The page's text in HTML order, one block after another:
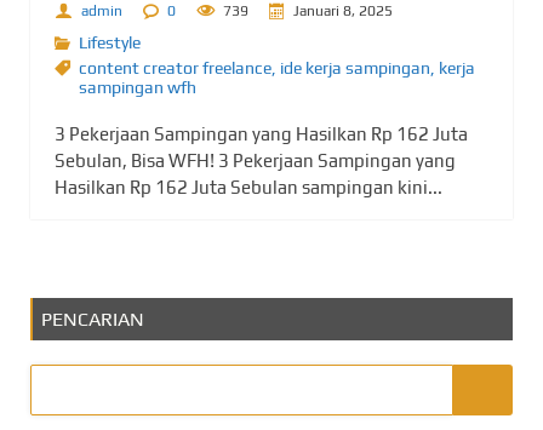
admin 0 739 Januari 8, 2025
Lifestyle
content creator freelance, ide kerja sampingan, kerja
sampingan wfh
3 Pekerjaan Sampingan yang Hasilkan Rp 162 Juta
Sebulan, Bisa WFH! 3 Pekerjaan Sampingan yang
Hasilkan Rp 162 Juta Sebulan sampingan kini...
PENCARIAN